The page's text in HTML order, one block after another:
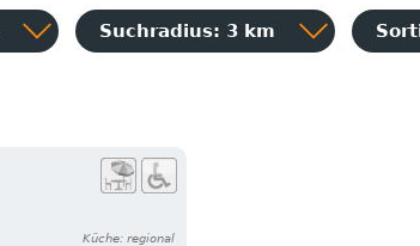
Suchradius: 3 km
Küche: regional